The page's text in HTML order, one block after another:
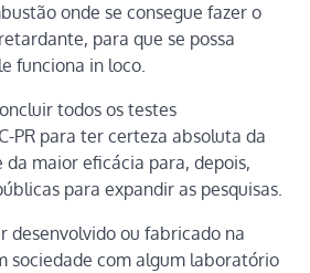
onde se consegue fazer o
para que se possa
funciona in loco.
todos os testes
PR para ter certeza absoluta da
maior eficácia para, depois,
para expandir as pesquisas.
desenvolvido ou fabricado na
sociedade com algum laboratório